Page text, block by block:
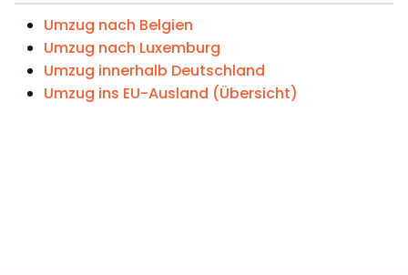
Umzug nach Belgien
Umzug nach Luxemburg
Umzug innerhalb Deutschland
Umzug ins EU-Ausland (Übersicht)